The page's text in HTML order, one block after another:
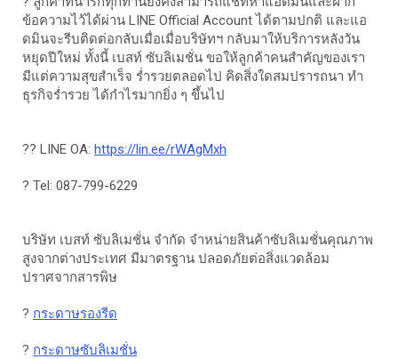
ข้อความไว้ได้ผ่าน LINE Official Account ได้ตามปกติ และแอ
ดมินจะรีบติดต่อกลับเมื่อเมื่อบริษัทฯ กลับมาให้บริการหลังวัน
หยุดปีใหม่ ทั้งนี้ เบสท์ ซับลิเมชั่น ขอให้ลูกค้าคนสำคัญของเรา
มีแต่ความสุขสำเร็จ ร่ำรวยตลอดไป คิดสิ่งใดสมปรารถนา ทำ
ธุรกิจร่ำรวย ได้กำไรมากยิ่ง ๆ ขึ้นไป
?? LINE OA: https://lin.ee/rWAgMxh
? Tel: 087-799-6229
บริษัท เบสท์ ซับลิเมชั่น จำกัด จำหน่ายสินค้าซับลิเมชั่นคุณภาพ
สูงจากต่างประเทศ มีมาตรฐาน ปลอดภัยต่อสิ่งแวดล้อม
ปราศจากสารพิษ
? กระดาษรองรีด
? กระดาษซับลิเมชั่น